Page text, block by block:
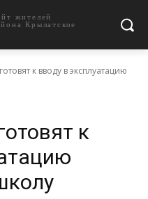
жителей
Крылатское
к вводу в эксплуатацию
к